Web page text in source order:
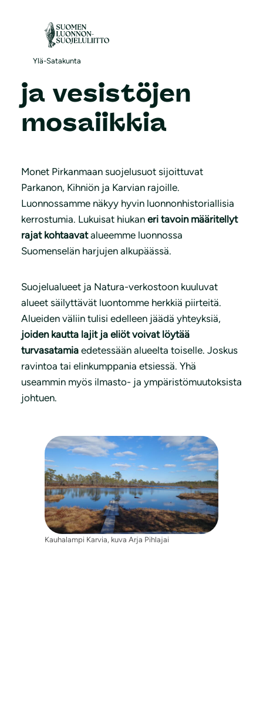
Ylä-Satakunta
Kauhalampi Karvia, kuva Arja Pihlajai
Metsien, soiden
ja vesistöjen
mosaiikkia
Monet Pirkanmaan suojelusuot sijoittuvat
Parkanon, Kihniön ja Karvian rajoille.
Luonnossamme näkyy hyvin luonnonhistoriallisia
kerrostumia. Lukuisat hiukan eri tavoin määritellyt
rajat kohtaavatalueemme luonnossa
Suomenselän harjujen alkupäässä.
Suojelualueet ja Natura-verkostoon kuuluvat
alueet säilyttävät luontomme herkkiä piirteitä.
Alueiden väliin tulisi edelleen jäädä yhteyksiä,
joiden kautta lajit ja eliöt voivat löytää
turvasatamia edetessään alueelta toiselle. Joskus
ravintoa tai elinkumppania etsiessä. Yhä
useammin myös ilmasto- ja ympäristömuutoksista
johtuen.